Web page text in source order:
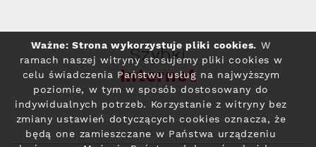
Szybki
Internet
Ważne: Strona wykorzystuje pliki cookies. W
ramach naszej witryny stosujemy pliki cookies w
celu świadczenia Państwu usług na najwyższym
poziomie, w tym w sposób dostosowany do
indywidualnych potrzeb. Korzystanie z witryny bez
zmiany ustawień dotyczących cookies oznacza, że
będą one zamieszczane w Państwa urządzeniu